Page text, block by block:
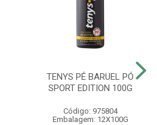
TENYS PÉ BARUEL PÓ
SPORT EDITION 100G
Código: 975804
Embalagem: 12X100G